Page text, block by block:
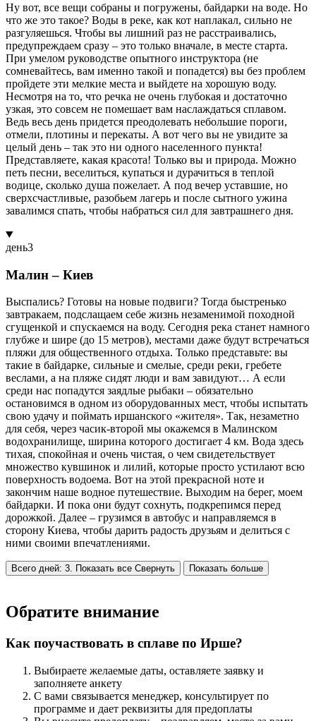
Ну вот, все вещи собраны и погружены, байдарки на воде. Но
что же это такое? Воды в реке, как кот наплакал, сильно не
разгуляешься. Чтобы вы лишний раз не расстраивались,
предупреждаем сразу – это только вначале, в месте старта.
При умелом руководстве опытного инструктора (не
сомневайтесь, вам именно такой и попадется) вы без проблем
пройдете эти мелкие места и выйдете на хорошую воду.
Несмотря на то, что речка не очень глубокая и достаточно
узкая, это совсем не помешает вам наслаждаться сплавом.
Ведь весь день придется преодолевать небольшие пороги,
отмели, плотины и перекаты. А вот чего вы не увидите за
целый день – так это ни одного населенного пункта!
Представляете, какая красота! Только вы и природа. Можно
петь песни, веселиться, купаться и дурачиться в теплой
водице, сколько душа пожелает. А под вечер уставшие, но
сверхсчастливые, разобьем лагерь и после сытного ужина
завалимся спать, чтобы набраться сил для завтрашнего дня.
день3
Малин – Киев
Выспались? Готовы на новые подвиги? Тогда быстренько
завтракаем, подслащаем себе жизнь незаменимой походной
сгущенкой и спускаемся на воду. Сегодня река станет намного
глубже и шире (до 15 метров), местами даже будут встречаться
пляжи для общественного отдыха. Только представьте: вы
такие в байдарке, сильные и смелые, среди реки, гребете
веслами, а на пляже сидят люди и вам завидуют… А если
среди нас попадутся заядлые рыбаки – обязательно
остановимся в одном из оборудованных мест, чтобы испытать
свою удачу и поймать иршанского «жителя». Так, незаметно
для себя, через часик-второй мы окажемся в Малинском
водохранилище, ширина которого достигает 4 км. Вода здесь
тихая, спокойная и очень чистая, о чем свидетельствует
множество кувшинок и лилий, которые просто устилают всю
поверхность водоема. Вот на этой прекрасной ноте и
закончим наше водное путешествие. Выходим на берег, моем
байдарки. И пока они будут сохнуть, подкрепимся перед
дорожкой. Далее – грузимся в автобус и направляемся в
сторону Киева, чтобы дарить радость друзьям и делиться с
ними своими впечатлениями.
Всего дней: 3. Показать все Свернуть Показать больше
Обратите внимание
Как поучаствовать в сплаве по Ирше?
Выбираете желаемые даты, оставляете заявку и
заполняете анкету
С вами связывается менеджер, консультирует по
программе и дает реквизиты для предоплаты